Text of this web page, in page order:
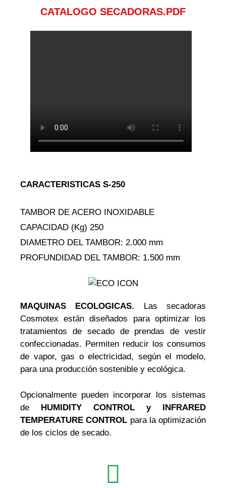
CATALOGO SECADORAS.PDF
CARACTERISTICAS S-250
TAMBOR DE ACERO INOXIDABLE
CAPACIDAD (Kg) 250
DIAMETRO DEL TAMBOR: 2.000 mm
PROFUNDIDAD DEL TAMBOR: 1.500 mm
MAQUINAS ECOLOGICAS. Las secadoras
Cosmotex están diseñados para optimizar los
tratamientos de secado de prendas de vestir
confeccionadas. Permiten reducir los consumos
de vapor, gas o electricidad, según el modelo,
para una producción sostenible y ecológica.
Opcionalmente pueden incorporar los sistemas
de HUMIDITY CONTROL y INFRARED
TEMPERATURE CONTROL para la optimización
de los ciclos de secado.